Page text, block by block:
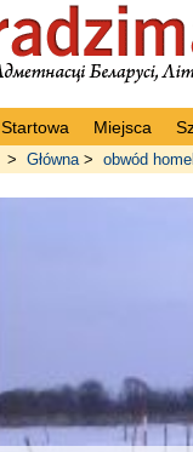
Startowa Miejsca
> Główna> obwód